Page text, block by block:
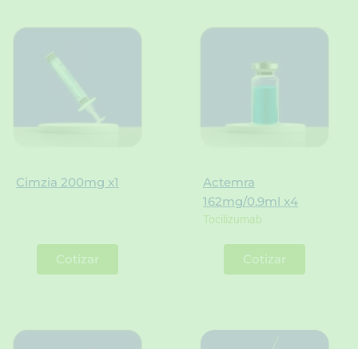
Cimzia 200mg x1
Cotizar
Actemra
162mg/0.9ml x4
Tocilizumab
Cotizar